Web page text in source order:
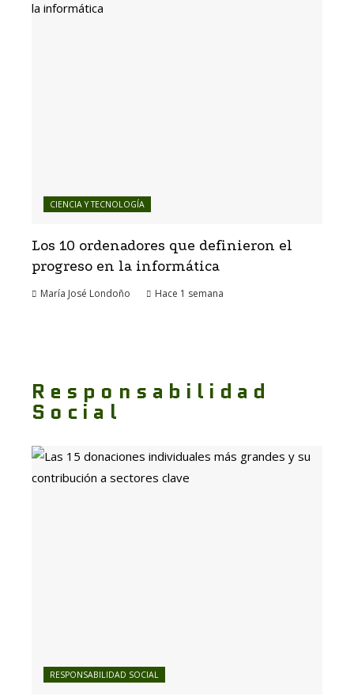
CIENCIA Y TECNOLOGÍA
Los 10 ordenadores que definieron el
progreso en la informática
María José Londoño Hace 1 semana
Responsabilidad
Social
RESPONSABILIDAD SOCIAL